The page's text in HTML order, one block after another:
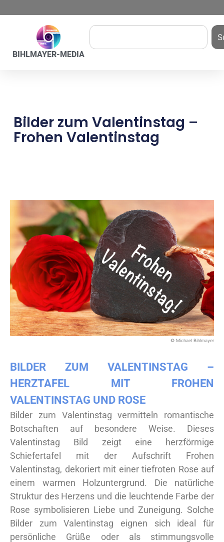
BIHLMAYER-MEDIA
Bilder zum Valentinstag –
Frohen Valentinstag
© Michael Bihlmayer
BILDER ZUM VALENTINSTAG –
HERZTAFEL MIT FROHEN
VALENTINSTAG UND ROSE
Bilder zum Valentinstag vermitteln romantische
Botschaften auf besondere Weise. Dieses
Valentinstag Bild zeigt eine herzförmige
Schiefertafel mit der Aufschrift Frohen
Valentinstag, dekoriert mit einer tiefroten Rose auf
einem warmen Holzuntergrund. Die natürliche
Struktur des Herzens und die leuchtende Farbe der
Rose symbolisieren Liebe und Zuneigung. Solche
Bilder zum Valentinstag eignen sich ideal für
persönliche Grüße oder als stimmungsvolle